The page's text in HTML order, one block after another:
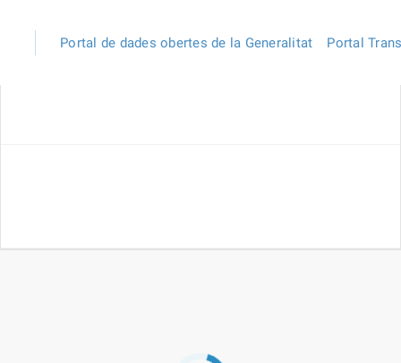
Portal de dades obertes de la Generalitat Portal